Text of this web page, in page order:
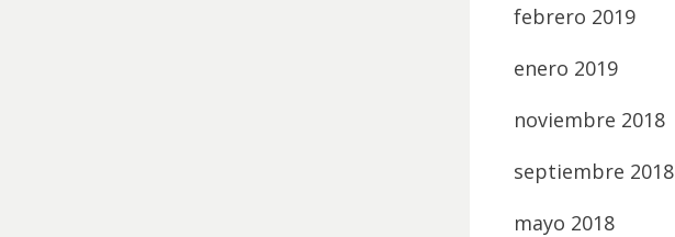
febrero 2019
enero 2019
noviembre 2018
septiembre 2018
mayo 2018